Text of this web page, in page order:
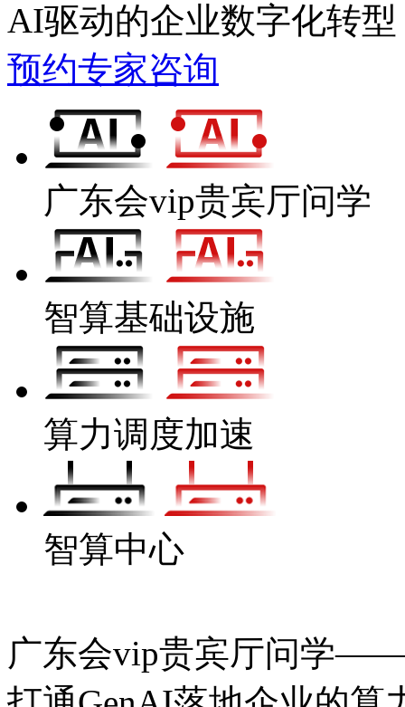
AI驱动的企业数字化转型
预约专家咨询
广东会vip贵宾厅问学
智算基础设施
算力调度加速
智算中心
广东会vip贵宾厅问学——